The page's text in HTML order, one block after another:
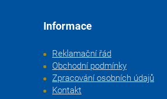
Informace
Reklamační řád
Obchodní podmínky
Zpracování osobních údajů
Kontakt